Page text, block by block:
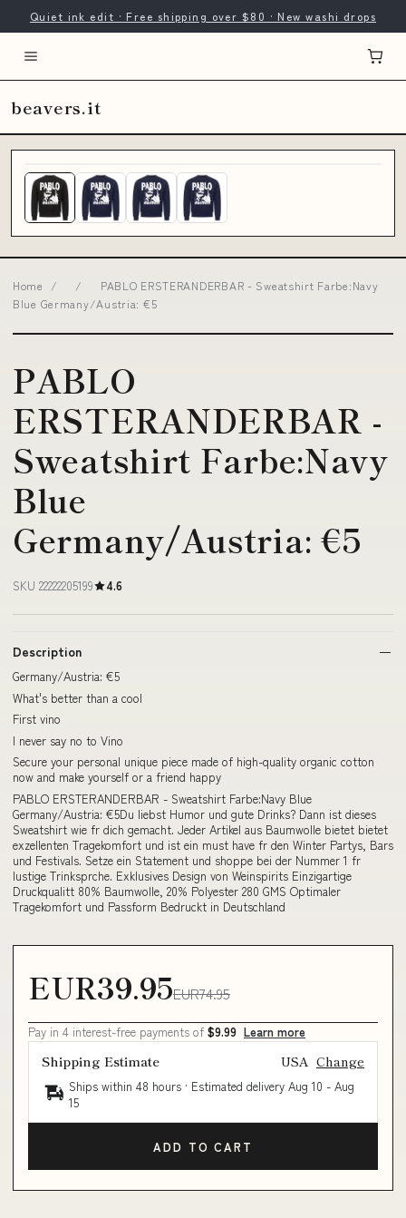
Quiet ink edit · Free shipping over $80 · New washi drops
beavers.it
Home / /
PABLO ERSTERANDERBAR - Sweatshirt Farbe:Navy
Blue Germany/Austria: €5
PABLO
ERSTERANDERBAR -
Sweatshirt Farbe:Navy
Blue
Germany/Austria: €5
SKU 22222205199 4.6
Description
Germany/Austria: €5
What's better than a cool
First vino
I never say no to Vino
Secure your personal unique piece made of high-quality organic cotton
now and make yourself or a friend happy
PABLO ERSTERANDERBAR - Sweatshirt Farbe:Navy Blue
Germany/Austria: €5Du liebst Humor und gute Drinks? Dann ist dieses
Sweatshirt wie fr dich gemacht. Jeder Artikel aus Baumwolle bietet bietet
exzellenten Tragekomfort und ist ein must have fr den Winter Partys, Bars
und Festivals. Setze ein Statement und shoppe bei der Nummer 1 fr
lustige Trinksprche. Exklusives Design von Weinspirits Einzigartige
Druckqualitt 80% Baumwolle, 20% Polyester 280 GMS Optimaler
Tragekomfort und Passform Bedruckt in Deutschland
EUR39.95EUR74.95
Pay in 4 interest-free payments of $9.99 Learn more
Shipping Estimate USA Change
Ships within 48 hours · Estimated delivery Aug 10 - Aug
15
ADD TO CART